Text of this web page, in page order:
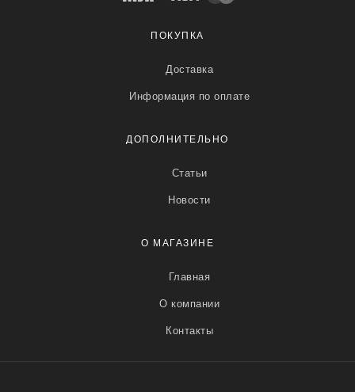
ПОКУПКА
Доставка
Информация по оплате
ДОПОЛНИТЕЛЬНО
Статьи
Новости
О МАГАЗИНЕ
Главная
О компании
Контакты